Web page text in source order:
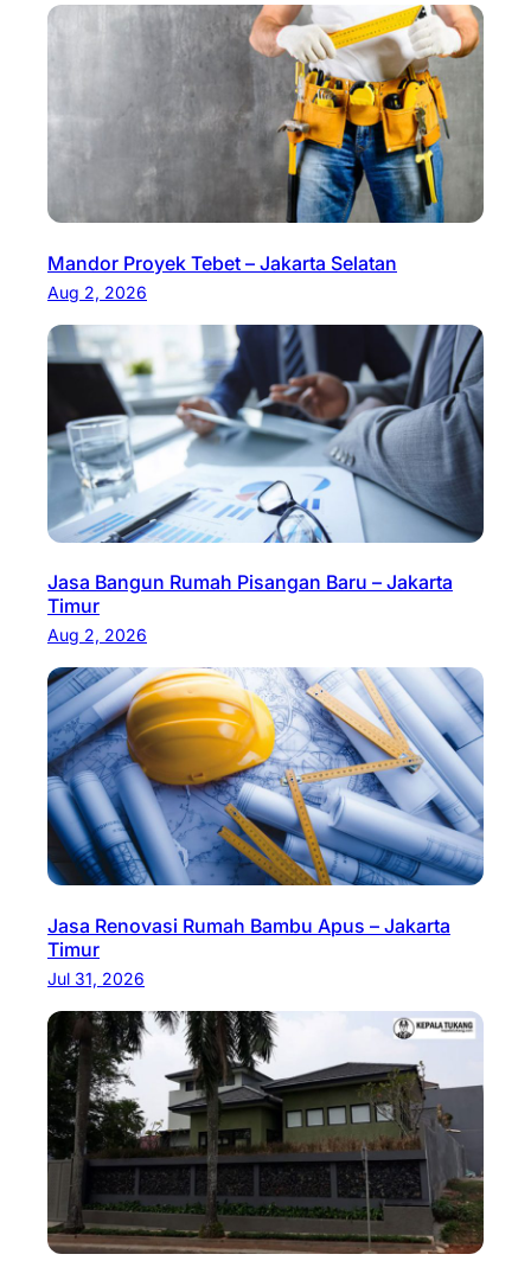
Mandor Proyek Tebet – Jakarta Selatan
Aug 2, 2026
Jasa Bangun Rumah Pisangan Baru – Jakarta
Timur
Aug 2, 2026
Jasa Renovasi Rumah Bambu Apus – Jakarta
Timur
Jul 31, 2026